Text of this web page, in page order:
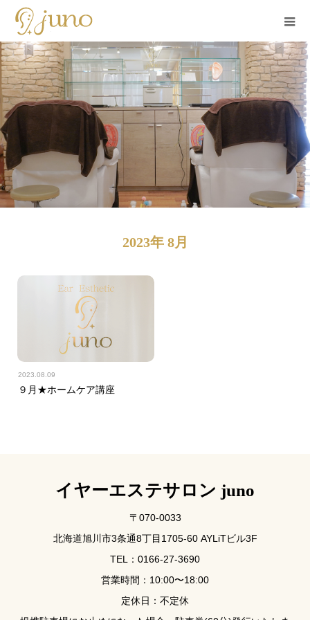
2023年 8月
2023.08.09
９月★ホームケア講座
イヤーエステサロン juno
〒070-0033
北海道旭川市3条通8丁目1705-60 AYLiTビル3F
TEL：0166-27-3690
営業時間：10:00〜18:00
定休日：不定休